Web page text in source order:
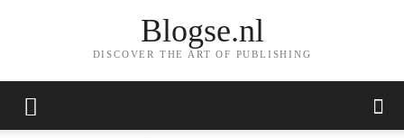
Blogse.nl
DISCOVER THE ART OF PUBLISHING